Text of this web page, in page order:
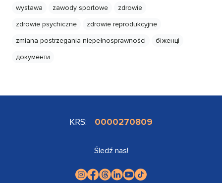
wystawa
zawody sportowe
zdrowie
zdrowie psychiczne
zdrowie reprodukcyjne
zmiana postrzegania niepełnosprawności
біженці
документи
KRS: 0000270809
Śledź nas!